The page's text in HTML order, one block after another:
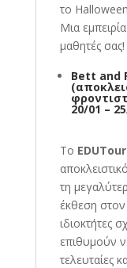
το
Μια
μαθητές σας!
Bett and
20/01 –
Το
τη
έκθεση
ιδιοκτήτες
επιθυμούν
τελευταίες